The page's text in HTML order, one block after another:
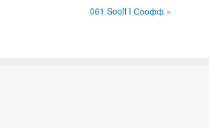
061 Sooff I Соофф »